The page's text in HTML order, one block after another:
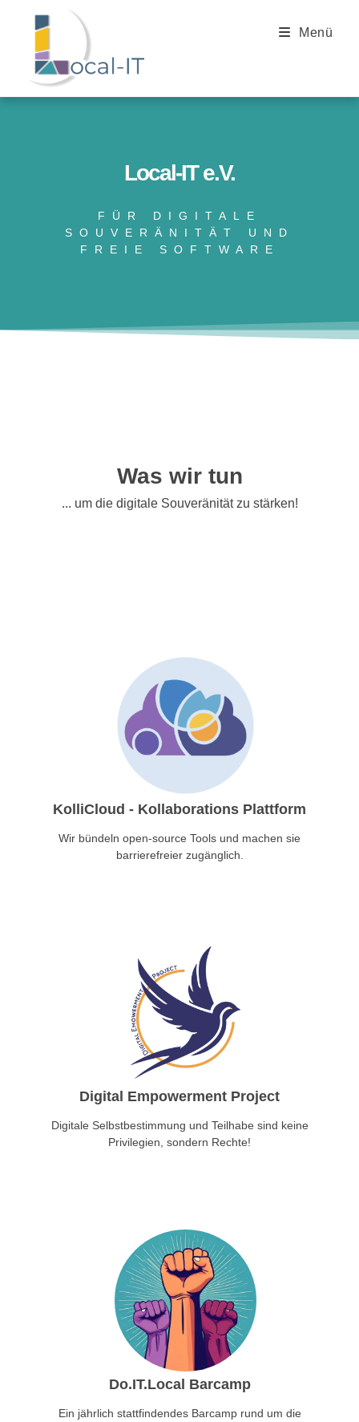
Menü
Local-IT e.V.
FÜR DIGITALE
SOUVERÄNITÄT UND
FREIE SOFTWARE
Was wir tun
... um die digitale Souveränität zu stärken!
KolliCloud - Kollaborations Plattform
Wir bündeln open-source Tools und machen sie
barrierefreier zugänglich.
Digital Empowerment Project
Digitale Selbstbestimmung und Teilhabe sind keine
Privilegien, sondern Rechte!
Do.IT.local Barcamp
Ein jährlich stattfindendes Barcamp rund um die